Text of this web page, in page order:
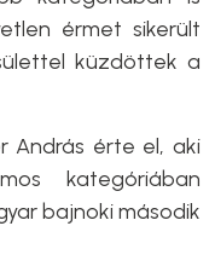
érmet sikerült
küzdöttek a
András érte el, aki
kategóriában
bajnoki második